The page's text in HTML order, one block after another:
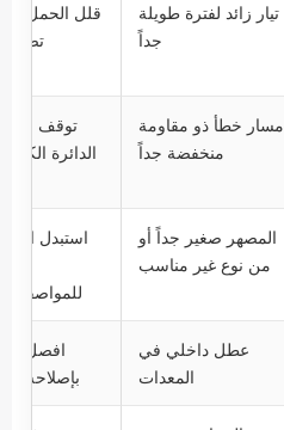
تيار زائد لفترة طويلة
جداً
قلل الحمل
تصنيف
مسار خطأ ذو مقاومة
منخفضة جداً
توقف عن
الدائرة
المصهر صغير جداً أو
من نوع غير مناسب
استبدل
للمواصفات
عطل داخلي في
المعدات
افصل
بإصلاحه أو